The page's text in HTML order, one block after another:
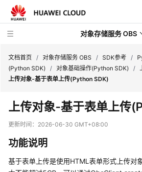
对象存储服务 OBS
新
动
态
服
公
文档首页 / 对象存储服务 OBS / SDK参考 /
(Python SDK)
/ 对象基础操作(Python SDK) /
上传对象-基于表单上传(Python SDK)
上传对象-基于表单上传
更新时间： 2026-06-30 GMT+08:00
功能说明
基于表单上传是使用HTML表单形式上传对